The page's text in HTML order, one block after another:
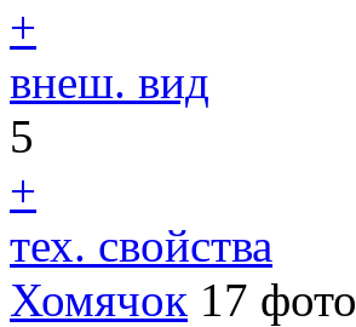
+
внеш. вид
5
+
тех. свойства
Хомячок 17 фото